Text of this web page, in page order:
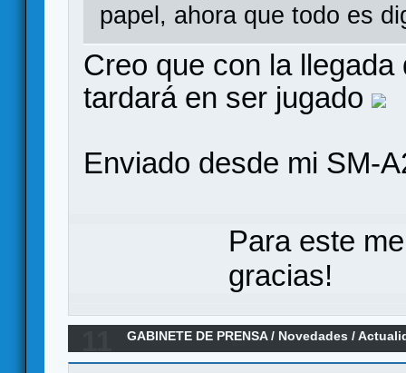
papel, ahora que todo es
Creo que con la
tardará en ser jugado
Enviado desde mi SM-
Para este
gracias!
GABINETE DE PRENSA/ Novedades /